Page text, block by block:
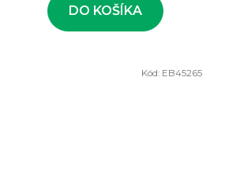
DO KOŠÍKA
Kód: EB45265